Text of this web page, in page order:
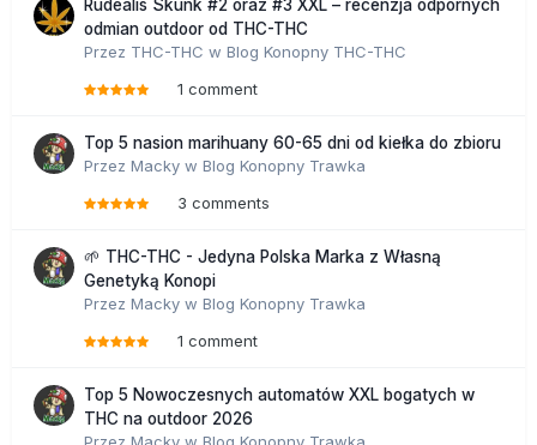
Rudealis Skunk #2 oraz #3 XXL – recenzja odpornych
odmian outdoor od THC-THC
Przez THC-THC w Blog Konopny THC-THC
1 comment
Top 5 nasion marihuany 60-65 dni od kiełka do zbioru
Przez Macky w Blog Konopny Trawka
3 comments
🌱 THC-THC - Jedyna Polska Marka z Własną
Genetyką Konopi
Przez Macky w Blog Konopny Trawka
1 comment
Top 5 Nowoczesnych automatów XXL bogatych w
THC na outdoor 2026